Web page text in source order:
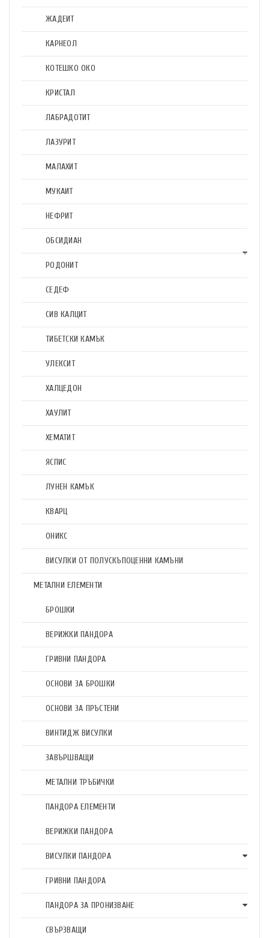
ЖАДЕИТ
КАРНЕОЛ
КОТЕШКО ОКО
КРИСТАЛ
ЛАБРАДОТИТ
ЛАЗУРИТ
МАЛАХИТ
МУКАИТ
НЕФРИТ
ОБСИДИАН
РОДОНИТ
СЕДЕФ
СИВ КАЛЦИТ
ТИБЕТСКИ КАМЪК
УЛЕКСИТ
ХАЛЦЕДОН
ХАУЛИТ
ХЕМАТИТ
ЯСПИС
ЛУНЕН КАМЪК
КВАРЦ
ОНИКС
ВИСУЛКИ ОТ ПОЛУСКЪПОЦЕННИ КАМЪНИ
МЕТАЛНИ ЕЛЕМЕНТИ
БРОШКИ
ВЕРИЖКИ ПАНДОРА
ГРИВНИ ПАНДОРА
ОСНОВИ ЗА БРОШКИ
ОСНОВИ ЗА ПРЪСТЕНИ
ВИНТИДЖ ВИСУЛКИ
ЗАВЪРШВАЩИ
МЕТАЛНИ ТРЪБИЧКИ
ПАНДОРА ЕЛЕМЕНТИ
ВЕРИЖКИ ПАНДОРА
ВИСУЛКИ ПАНДОРА
ГРИВНИ ПАНДОРА
ПАНДОРА ЗА ПРОНИЗВАНЕ
СВЪРЗВАЩИ